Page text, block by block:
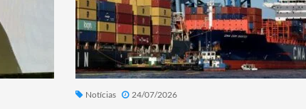
Notícias 24/07/2026